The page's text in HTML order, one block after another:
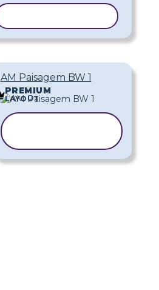
AM Paisagem BW 1
PREMIUM
LAYOUT